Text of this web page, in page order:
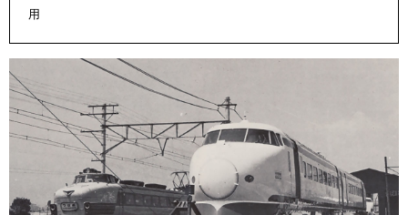
用